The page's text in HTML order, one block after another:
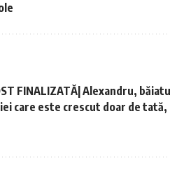
FINALIZATĂ| Alexandru,
care este crescut doar de tată,